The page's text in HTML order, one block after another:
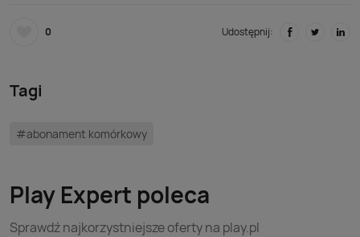
0 Udostępnij:
Tagi
#abonament komórkowy
Play Expert poleca
Sprawdź najkorzystniejsze oferty na play.pl